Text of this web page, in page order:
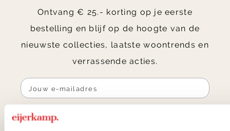
Ontvang € 25.- korting op je eerste
bestelling en blijf op de hoogte van de
nieuwste collecties, laatste woontrends en
verrassende acties.